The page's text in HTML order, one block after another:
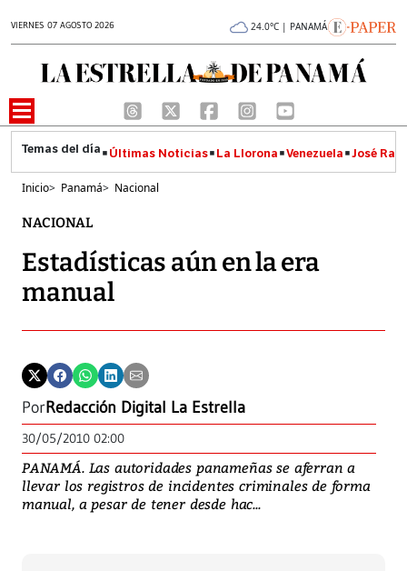
VIERNES 07 AGOSTO 2026 24.0°C | PANAMÁ
Últimas Noticias La Llorona Venezuela José
Inicio> Panamá> Nacional
NACIONAL
Estadísticas aún en la era
manual
PorRedacción Digital La Estrella
30/05/2010 02:00
PANAMÁ. Las autoridades panameñas se aferran a
llevar los registros de incidentes criminales de forma
manual, a pesar de tener desde hac...